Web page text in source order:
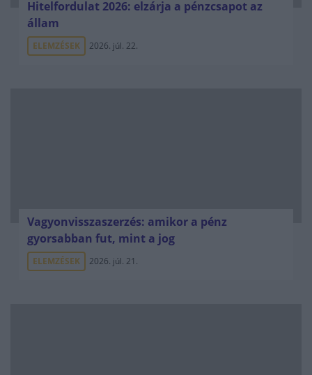
Hitelfordulat 2026: elzárja a pénzcsapot az
állam
ELEMZÉSEK 2026. júl. 22.
Vagyonvisszaszerzés: amikor a pénz
gyorsabban fut, mint a jog
ELEMZÉSEK 2026. júl. 21.